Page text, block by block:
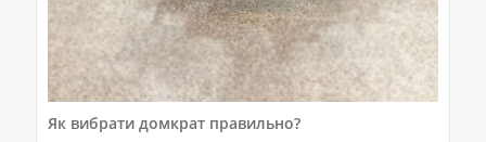
Як вибрати домкрат правильно?